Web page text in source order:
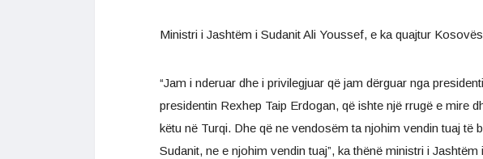
Ministri i Jashtëm i Sudanit Ali Youssef, e ka quajtur Kosovës
“Jam i nderuar dhe i privilegjuar që jam dërguar nga
presidentin Rexhep Taip Erdogan, që ishte një rrugë e mire
këtu në Turqi. Dhe që ne vendosëm ta njohim vendin tuaj të
Sudanit, ne e njohim vendin tuaj”, ka thënë ministri i